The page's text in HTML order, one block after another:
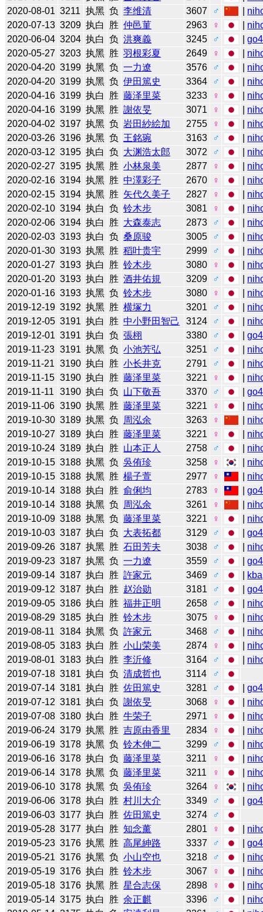
2020-08-01 3211 执黑 负 李维清 3607 ♂
2020-07-13 3209 执白 胜 仲邑菫 2963 ♀
2020-06-04 3204 执白 负 洪爽義 3245 ♂ |
2020-05-27 3203 执黑 胜 羽根彩夏 2649 ♀
2020-04-20 3199 执黑 负 一力遼 3576 ♂
2020-04-20 3199 执黑 负 伊田篤史 3364 ♂
2020-04-16 3199 执白 胜 藤泽里菜 3233 ♀
2020-04-16 3199 执黑 胜 謝依旻 3071 ♀
2020-04-02 3197 执黑 负 岩田紗絵加 2755 ♀
2020-03-26 3196 执黑 负 王銘琬 3163 ♂
2020-03-12 3195 执白 负 大渊浩太郎 3072 ♂
2020-02-27 3195 执黑 胜 小林泉美 2877 ♀
2020-02-16 3194 执黑 胜 中澤彩子 2670 ♀
2020-02-15 3194 执黑 胜 矢代久美子 2827 ♀
2020-02-10 3194 执白 负 铃木步 3081 ♀
2020-02-06 3194 执白 胜 大森泰志 2873 ♂
2020-02-03 3193 执白 负 桑原骏 3005 ♂
2020-01-30 3193 执黑 胜 稻叶贵宇 2999 ♂
2020-01-27 3193 执白 胜 铃木步 3080 ♀
2020-01-20 3193 执白 胜 酒井佑規 3209 ♂
2020-01-16 3193 执黑 负 铃木步 3080 ♀
2019-12-19 3192 执黑 胜 横塚力 3201 ♂
2019-12-05 3191 执白 胜 中小野田智己 3124 ♂
2019-12-01 3191 执白 负 張栩 3380 ♂ |
2019-11-23 3191 执黑 负 小池芳弘 3251 ♂
2019-11-21 3190 执白 胜 小长井克 2791 ♂
2019-11-15 3190 执白 胜 藤泽里菜 3221 ♀
2019-11-11
3190 执白 负 山下敬吾 3370 ♂ |
2019-11-06 3190 执黑 胜 藤泽里菜 3221 ♀
2019-10-30 3189 执黑 负 周泓余 3263 ♀
2019-10-27 3189 执白 胜 藤泽里菜 3221 ♀
2019-10-24 3189 执白 胜 山本正人 2758 ♂
2019-10-15 3188 执黑 负 吳侑珍 3258 ♀
2019-10-15 3188 执黑 胜 楊子萱 2977 ♀
2019-10-14 3188 执白 胜 俞俐均 2783 ♀ |
2019-10-14 3188 执黑 负 周泓余 3261 ♀
2019-10-09 3188 执黑 负 藤泽里菜 3221 ♀
2019-10-03 3187 执白 负 大表拓都 3129 ♂ |
2019-09-26 3187 执黑 胜 石田芳夫 3038 ♂
2019-09-23 3187 执黑 负 一力遼 3559 ♂ |
2019-09-14 3187 执白 胜 許家元 3469 ♂ kba
2019-09-12 3187 执白 胜 赵治勋 3181 ♂ |
2019-09-05 3186 执白 胜 福井正明 2658 ♂
2019-08-29 3185 执白 胜 铃木步 3075 ♀
2019-08-11 3184 执黑 负 許家元 3468 ♂
2019-08-05 3183 执白 胜 小山荣美 2874 ♀
2019-08-01 3183 执白 胜 李沂修 3164 ♂
2019-07-18 3181 执白 负 清成哲也 3114
♂
2019-07-14 3181 执白 胜 佐田篤史 3281 ♂ |
2019-07-12 3181 执白 负 謝依旻 3068 ♀
2019-07-08 3180 执白 胜 牛荣子 2971 ♀
2019-06-24 3179 执黑 胜 吉原由香里 2834 ♀
2019-06-19 3178 执黑 负 铃木伸二 3299 ♂
2019-06-16 3178 执白 负 藤泽里菜 3211 ♀
2019-06-14 3178 执黑 负 藤泽里菜 3211 ♀
2019-06-10 3178 执黑 负 吳侑珍 3264 ♀
2019-06-06 3178 执白 胜 村川大介 3349 ♂ |
2019-06-03 3177 执白 胜 佐田篤史 3274
♂
2019-05-28 3177 执白 胜 知念薰 2801 ♀
2019-05-23 3176 执黑 胜 高尾紳路 3337 ♂ |
2019-05-21 3176 执黑 负 小山空也 3218 ♂
2019-05-19 3176 执白 胜 铃木步 3067 ♀
2019-05-18 3176 执黑 胜 星合志保 2898 ♀
2019-05-14 3175 执白 胜 余正麒 3396 ♂